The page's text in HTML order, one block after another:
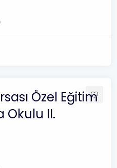
Özel Eğitim
Okulu II.